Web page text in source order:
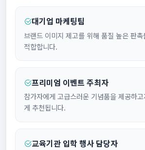
대기업 마케팅팀
브랜드 이미지 제고를 위해 품질 높은 판
적합합니다.
프리미엄 이벤트 주최자
참가자에게 고급스러운 기념품을 제공하
게 추천됩니다.
교육기관 입학 행사 담당자